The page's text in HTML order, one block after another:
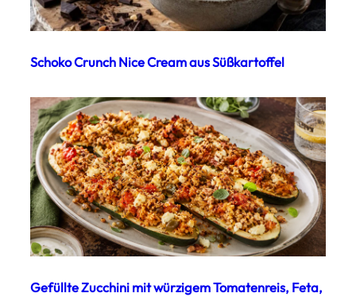
Schoko Crunch Nice Cream aus Süßkartoffel
Gefüllte Zucchini mit würzigem Tomatenreis, Feta,